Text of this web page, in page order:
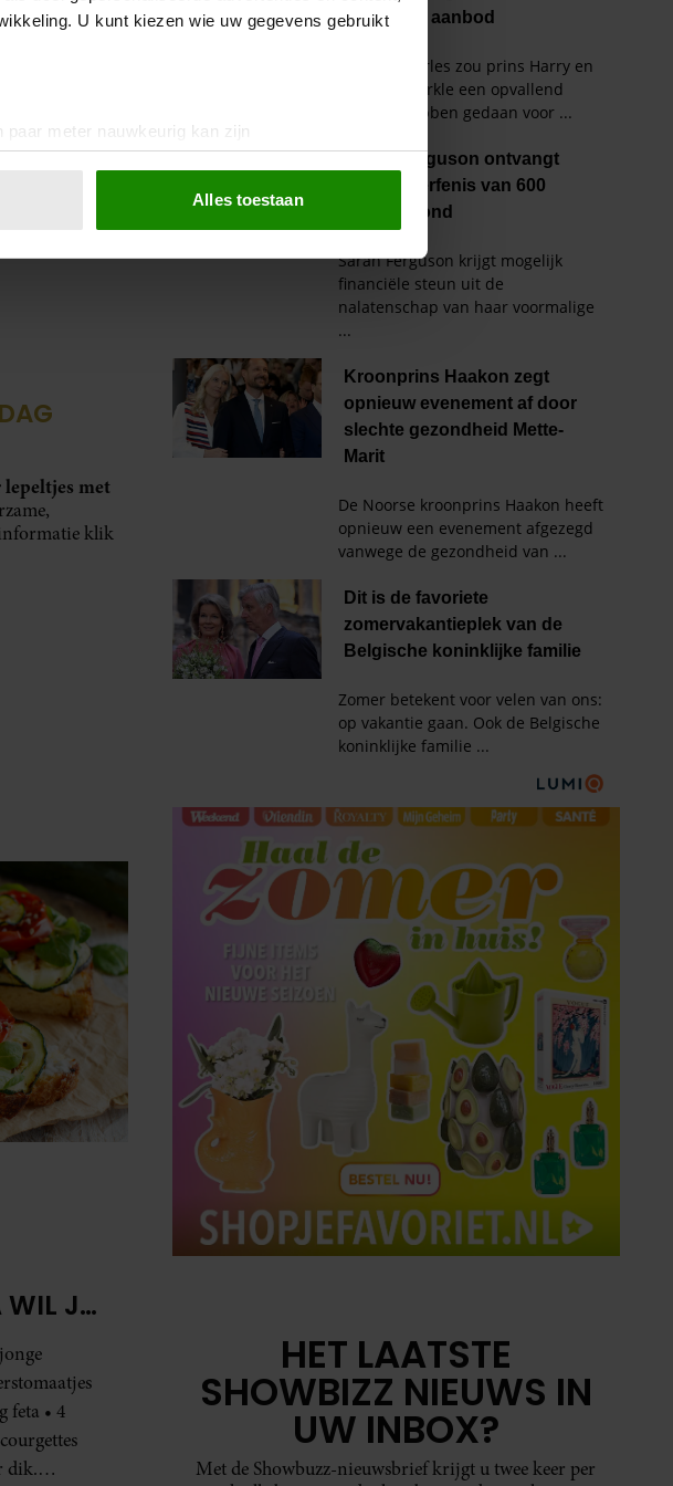
U kunt kiezen wie uw gegevens gebruikt
paar meter nauwkeurig kan zijn
eigenschappen (fingerprinting)
functies voor social media te bieden en om ons
van onze site met onze partners voor social
met andere informatie die u aan ze heeft
U gaat akkoord met onze cookies als u
Alles toestaan
lepeltjes met
informatie klik
WIL JE
feta • 4
dik.
HET LAATSTE
SHOWBIZZ NIEUWS IN
UW INBOX?
Met de Showbuzz-nieuwsbrief krijgt u twee keer per